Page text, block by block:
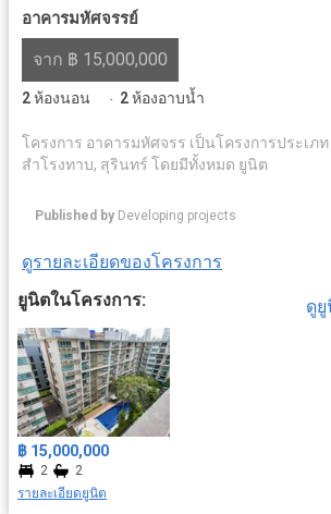
อาคารมหัศจรรย์
จาก ฿ 15,000,000
2ห้องนอน · 2ห้องอาบน้ำ
โครงการ อาคารมหัศจรร เป็นโครงการประเภ
สำโรงทาบ, สุรินทร์ โดยมีทั้งหมด ยูนิต
Published by Developing projects
ดูรายละเอียดของโครงการ
ยูนิตในโครงการ:
ดูยู
฿ 15,000,000
2
2
รายละเอียดยูนิต